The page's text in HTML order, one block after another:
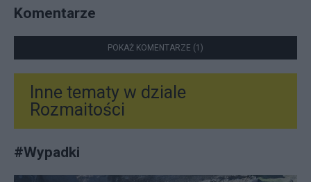
Komentarze
POKAŻ KOMENTARZE (1)
Inne tematy w dziale
Rozmaitości
#Wypadki